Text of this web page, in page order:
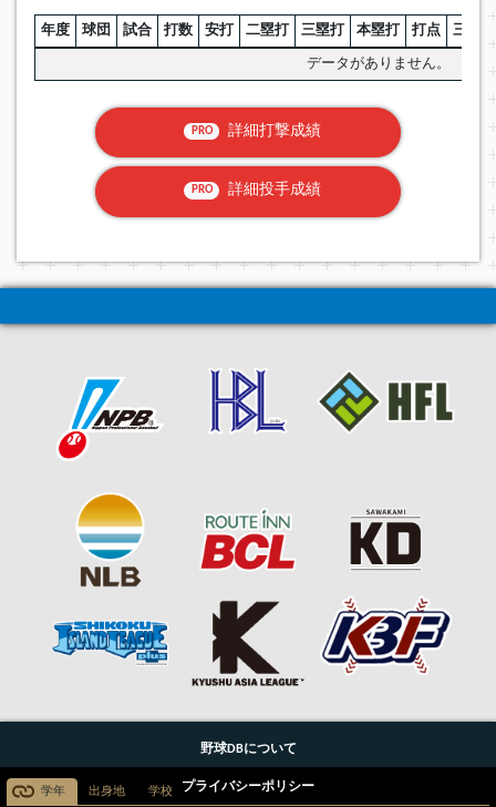
年度 球団 試合 打数 安打 二塁打 三塁打 本塁打 打点 三振
データがありません。
PRO 詳細打撃成績
PRO 詳細投手成績
学年 出身地 学校
野球DBについて
プライバシーポリシー